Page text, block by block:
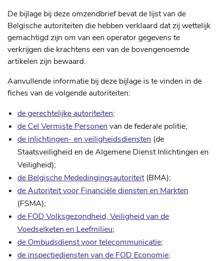
De bijlage bij deze omzendbrief bevat de lijst van de
Belgische autoriteiten die hebben verklaard dat zij wettelijk
gemachtigd zijn om van een operator gegevens te
verkrijgen die krachtens een van de bovengenoemde
artikelen zijn bewaard.
Aanvullende informatie bij deze bijlage is te vinden in de
fiches van de volgende autoriteiten:
de gerechtelijke autoriteiten;
de Cel Vermiste Personen van de federale politie;
de inlichtingen- en veiligheidsdiensten (de
Staatsveiligheid en de Algemene Dienst Inlichtingen en
Veiligheid);
de Belgische Mededingingsautoriteit(BMA);
de Autoriteit voor Financiële diensten en Markten
(FSMA);
de FOD Volksgezondheid, Veiligheid van de
Voedselketen en Leefmilieu;
de Ombudsdienst voor telecommunicatie;
de inspectiediensten van de FOD Economie;